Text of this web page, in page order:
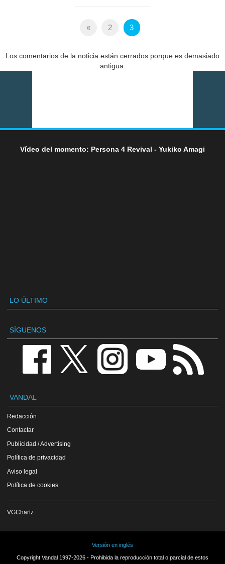
« 2 3
Los comentarios de la noticia están cerrados porque es demasiado
antigua.
Vídeo del momento: Persona 4 Revival - Yukiko Amagi
LO ÚLTIMO
SÍGUENOS
VANDAL
Redacción
Contactar
Publicidad / Advertising
Política de privacidad
Aviso legal
Política de cookies
VGChartz
Versión en inglés
Copyright Vandal 1997-2026 - Prohibida la reproducción total o parcial de estos